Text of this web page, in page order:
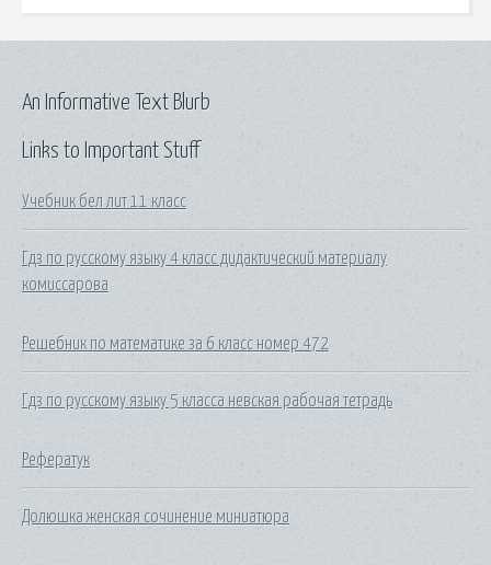
Links to Important Stuff
Учебник бел лит 11 класс
Гдз по русскому языку 4 класс дидактический материалу
комиссарова
Решебник по математике за 6 класс номер 472
Гдз по русскому языку 5 класса невская рабочая тетрадь
Рефератук
Долюшка женская сочинение миниатюра
An Informative Text Blurb